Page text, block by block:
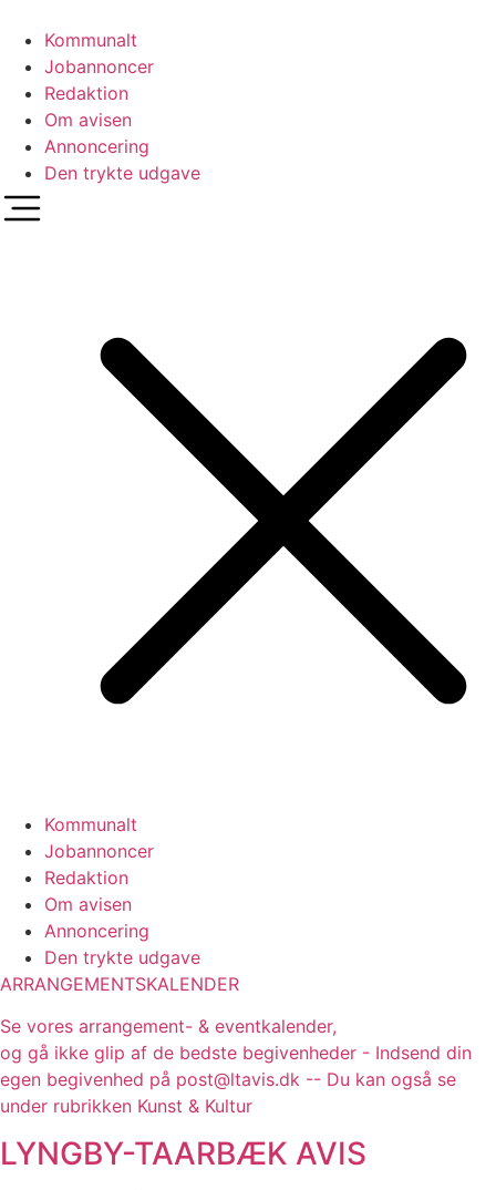
indhold
Kommunalt
Jobannoncer
Redaktion
Om avisen
Annoncering
Den trykte udgave
Kommunalt
Jobannoncer
Redaktion
Om avisen
Annoncering
Den trykte udgave
ARRANGEMENTSKALENDER
Se vores arrangement- & eventkalender,
og gå ikke glip af de bedste begivenheder - Indsend din
egen begivenhed på post@ltavis.dk -- Du kan også se
under rubrikken Kunst & Kultur
LYNGBY-TAARBÆK AVIS